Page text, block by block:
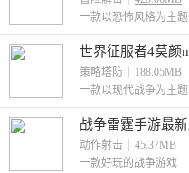
一款以恐怖风格为主
世界征服者4莫颜
策略塔防
188.05MB
一款以现代战争为主
战争雷霆手游最
动作射击
45.37MB
一款好玩的战争游戏